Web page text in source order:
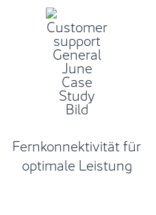
Fernkonnektivität für
optimale Leistung